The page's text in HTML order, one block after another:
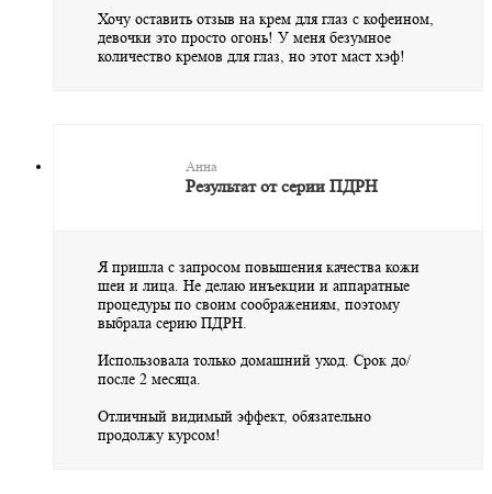
Хочу оставить отзыв на крем для глаз с кофеином,
девочки это просто огонь! У меня безумное
количество кремов для глаз, но этот маст хэф!
Анна
Результат от серии ПДРН
Я пришла с запросом повышения качества кожи
шеи и лица. Не делаю инъекции и аппаратные
процедуры по своим соображениям, поэтому
выбрала серию ПДРН.
Использовала только домашний уход. Срок до/
после 2 месяца.
Отличный видимый эффект, обязательно
продолжу курсом!